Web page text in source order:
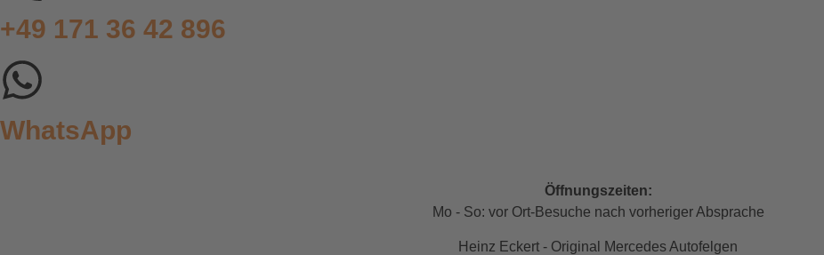
+49 171 36 42 896
WhatsApp
Öffnungszeiten:
Mo - So: vor Ort-Besuche nach vorheriger Absprache
Heinz Eckert - Original Mercedes Autofelgen